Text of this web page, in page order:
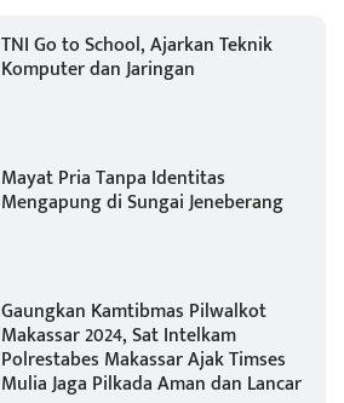
TNI Go to School, Ajarkan Teknik
Komputer dan Jaringan
Mayat Pria Tanpa Identitas
Mengapung di Sungai Jeneberang
Gaungkan Kamtibmas Pilwalkot
Makassar 2024, Sat Intelkam
Polrestabes Makassar Ajak Timses
Mulia Jaga Pilkada Aman dan Lancar